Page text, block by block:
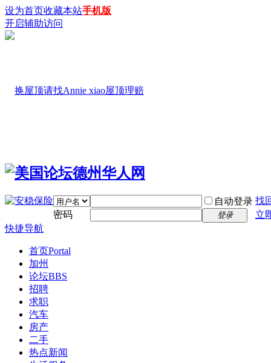
设为首页收藏本站手机版
开启辅助访问
自动登录 找
密码
登录
立
快捷导航
首页Portal
加州
论坛BBS
招聘
求职
汽车
房产
二手
热点新闻